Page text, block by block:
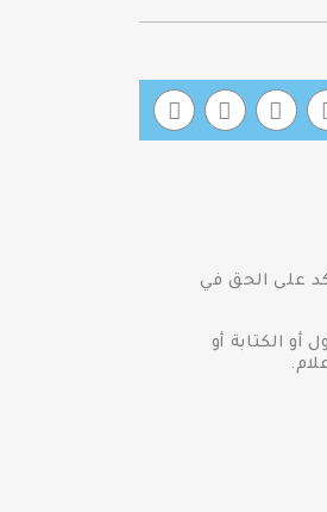
على الحق في
الكتابة أو